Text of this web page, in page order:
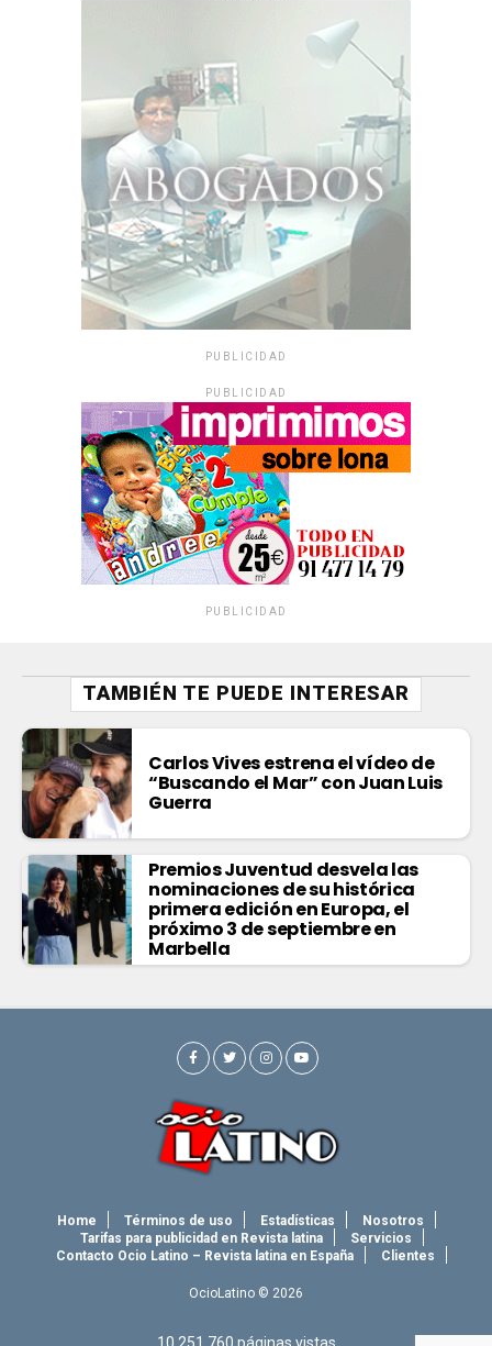
PUBLICIDAD
PUBLICIDAD
PUBLICIDAD
TAMBIÉN TE PUEDE INTERESAR
Carlos Vives estrena el vídeo de
“Buscando el Mar” con Juan Luis
Guerra
Premios Juventud desvela las
nominaciones de su histórica
primera edición en Europa, el
próximo 3 de septiembre en
Marbella
Home Términos de uso Estadísticas
Nosotros
Tarifas para publicidad en Revista latina
Servicios
Contacto Ocio Latino – Revista latina en España
Clientes
OcioLatino © 2026